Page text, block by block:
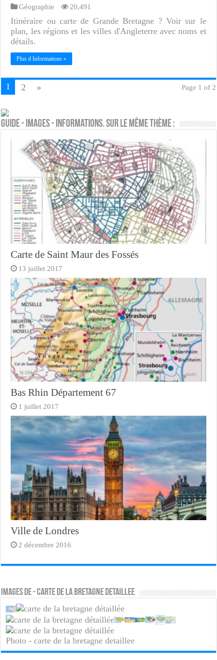
Géographie 20,491
Itinéraire ou carte de Grande Bretagne ? Voir sur le
plan, les régions et les villes d'Angleterre avec noms et
détails.
Plus d Informations »
Page 1 of 2
1 2 »
Guide - Images - Informations. Sur le même thème :
Carte de Saint Maur des Fossés
13 juillet 2017
Bas Rhin Département 67
1 juillet 2017
Ville de Londres
2 décembre 2016
Images de - carte de la bretagne detaillee
Photo - carte de la bretagne detaillee